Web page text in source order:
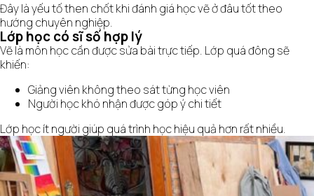
Đây là yếu tố then chốt khi đánh giá học vẽ ở đâu tốt theo
hướng chuyên nghiệp.
Lớp học có sĩ số hợp lý
Vẽ là môn học cần được sửa bài trực tiếp. Lớp quá đông sẽ
khiến:
Giảng viên không theo sát từng học viên
Người học khó nhận được góp ý chi tiết
Lớp học ít người giúp quá trình học hiệu quả hơn rất nhiều.